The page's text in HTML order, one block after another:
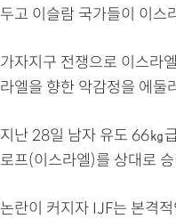
두고 이슬람 국가들이 이스
가자지구 전쟁으로 이스라
라엘을 향한 악감정을 에둘
지난 28일 남자 유도 66㎏
로프(이스라엘)를 상대로
논란이 커지자 IJF는 본격